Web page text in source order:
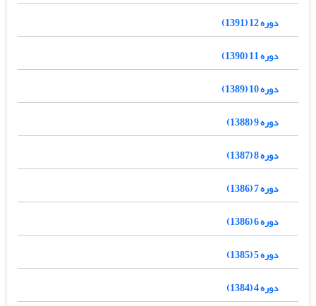
دوره 12 (1391)
دوره 11 (1390)
دوره 10 (1389)
دوره 9 (1388)
دوره 8 (1387)
دوره 7 (1386)
دوره 6 (1386)
دوره 5 (1385)
دوره 4 (1384)